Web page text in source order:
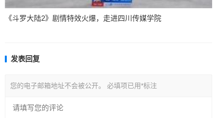
《斗罗大陆2》剧情特效火爆，走进四川传媒学院
发表回复
您的电子邮箱地址不会被公开。 必填项已用*标注